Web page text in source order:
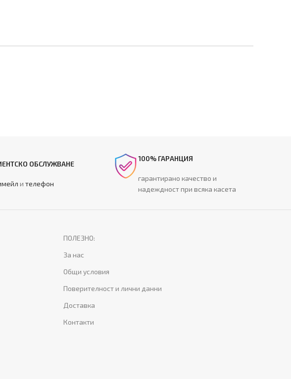
ОБСЛУЖВАНЕ
и телефон
100% ГАРАНЦИЯ
гарантирано качество и
надеждност при всяка касета
ПОЛЕЗНО:
За нас
Общи условия
Поверителност и лични данни
Доставка
Контакти